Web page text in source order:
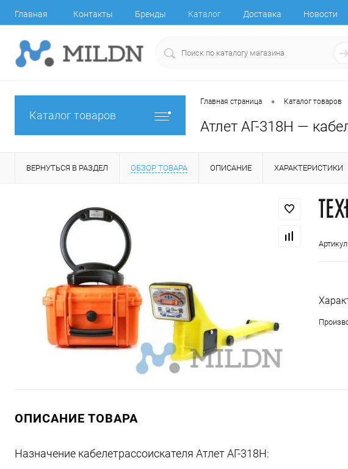
Главная Контакты Бренды Каталог Доставка Новости
Каталог товаров
Главная страница • Каталог товаров
Атлет АГ-318Н —
ВЕРНУТЬСЯ В РАЗДЕЛ ОБЗОР ТОВАРА ОПИСАНИЕ ХАРАКТЕРИСТИКИ
Артикул:
ОПИСАНИЕ ТОВАРА
Назначение кабелетрассоискателя Атлет АГ-318Н: